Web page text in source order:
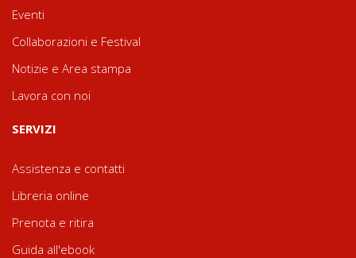
Eventi
Collaborazioni e Festival
Notizie e Area stampa
Lavora con noi
SERVIZI
Assistenza e contatti
Libreria online
Prenota e ritira
Guida all'ebook